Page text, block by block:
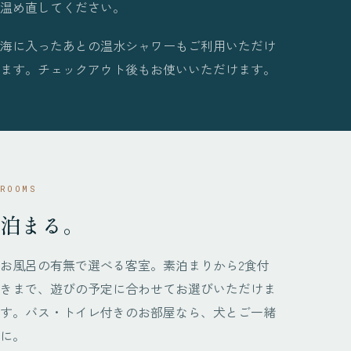
温め直してください。
海に入ったあとの温水シャワーもご利用いただけ
ます。チェックアウト後もお使いいただけます。
ROOMS
泊まる。
お風呂の有無で選べる客室。素泊まりから2食付
きまで、遊びの予定に合わせてお選びいただけま
す。バス・トイレ付きのお部屋なら、犬とご一緒
に。